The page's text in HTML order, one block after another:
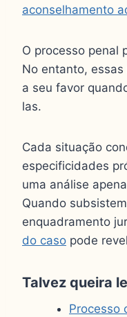
aconselhamento
O processo penal
No entanto,
a seu favor
las.
Cada situação
especificidades
uma análise
Quando
enquadramento
do caso pode
Talvez queira
Processo